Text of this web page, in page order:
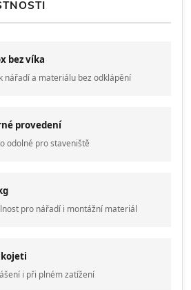
bez víka
nářadí a materiálu bez odklápění
provedení
odolné pro staveniště
pro nářadí i montážní materiál
i při plném zatížení